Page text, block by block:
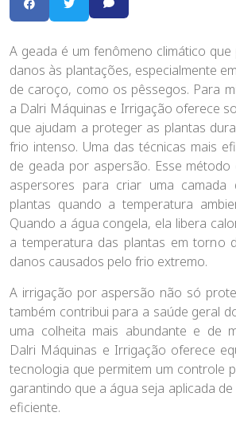
A geada é um fenômeno climático
danos às plantações, especialmente
de caroço, como os pêssegos. Para
a Dalri Máquinas e Irrigação oferece
que ajudam a proteger as plantas
frio intenso. Uma das técnicas mais
de geada por aspersão. Esse
aspersores para criar uma
plantas quando a temperatura
Quando a água congela, ela libera
a temperatura das plantas em torno
danos causados pelo frio extremo.
A irrigação por aspersão não só
também contribui para a saúde geral
uma colheita mais abundante e de
Dalri Máquinas e Irrigação oferece
tecnologia que permitem um controle
garantindo que a água seja aplicada
eficiente.